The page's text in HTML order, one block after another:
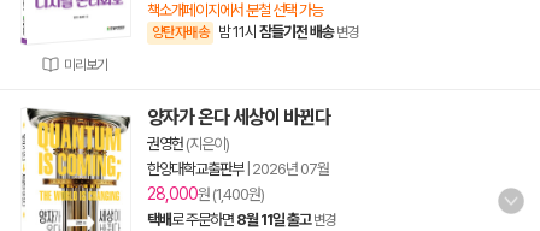
미리보기
책소개페이지에서 분철 선택 가능
양탄자배송 밤 11시 잠들기전 배송 변경
양자가 온다 세상이 바뀐다
권영헌 (지은이)
한양대학교출판부| 2026년 07월
28,000원 (1,400원)
택배로 주문하면 8월 11일 출고 변경